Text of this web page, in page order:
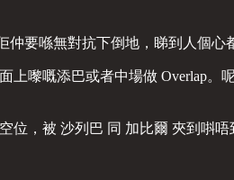
要喺無對抗下倒地，睇到人個心
嚟嘅添巴或者中場做 Overlap。
，被 沙列巴 同 加比爾 夾到唞